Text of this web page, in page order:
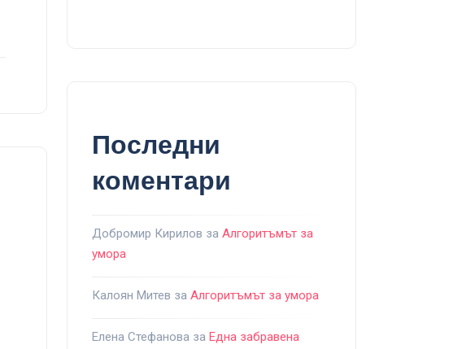
Последни
коментари
Добромир Кирилов за Алгоритъмът за
умора
Калоян Митев за Алгоритъмът за умора
Елена Стефанова за Една забравена